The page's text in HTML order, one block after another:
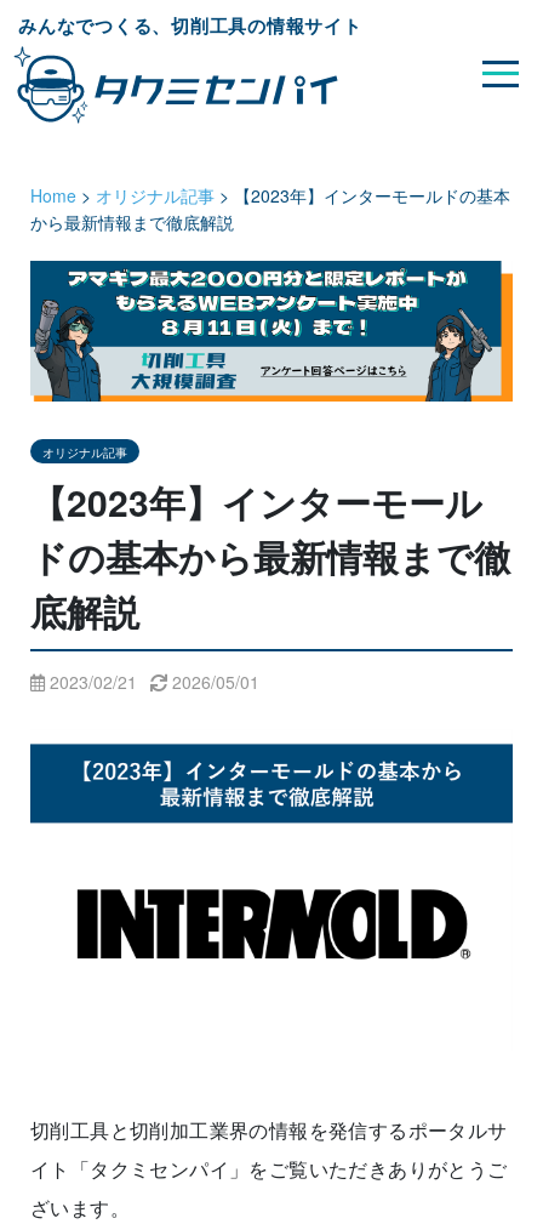
みんなでつくる、切削工具の情報サイト
Home > オリジナル記事 >
【2023年】インターモールドの基本
から最新情報まで徹底解説
オリジナル記事
【2023年】インターモール
ドの基本から最新情報まで徹
底解説
2023/02/21 2026/05/01
切削工具と切削加工業界の情報を発信するポータルサ
イト「タクミセンパイ」をご覧いただきありがとうご
ざいます。